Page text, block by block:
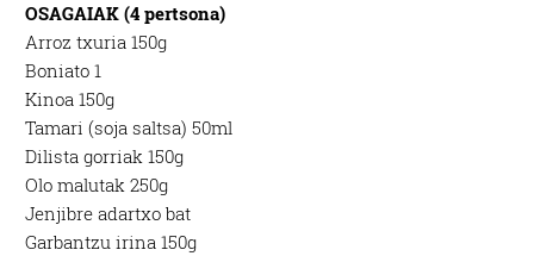
OSAGAIAK (4 pertsona)
Arroz txuria 150g
Boniato 1
Kinoa 150g
Tamari (soja saltsa) 50ml
Dilista gorriak 150g
Olo malutak 250g
Jenjibre adartxo bat
Garbantzu irina 150g